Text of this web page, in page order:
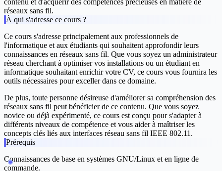
contenu et d'acquérir des compétences précieuses en matière de
réseaux sans fil.
À qui s'adresse ce cours ?
Ce cours s'adresse principalement aux professionnels de
l'informatique et aux étudiants qui souhaitent approfondir leurs
connaissances en réseaux sans fil. Que vous soyez un administrateur
réseau cherchant à optimiser vos installations ou un étudiant en
informatique souhaitant enrichir votre CV, ce cours vous fournira les
outils nécessaires pour exceller dans ce domaine.
De plus, toute personne désireuse d'améliorer sa compréhension des
réseaux sans fil peut bénéficier de ce contenu. Que vous soyez
novice ou déjà expérimenté, ce cours est conçu pour s'adapter à
différents niveaux de compétence et vous aider à maîtriser les
concepts clés liés aux interfaces réseau sans fil IEEE 802.11.
Prérequis
Connaissances de base en systèmes GNU/Linux et en ligne de
commande.